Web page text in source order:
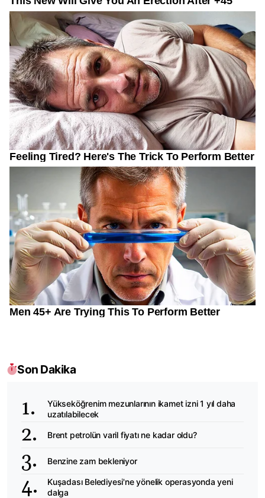
Son Dakika
Yükseköğrenim mezunlarının ikamet izni 1 yıl daha
uzatılabilecek
Brent petrolün varil fiyatı ne kadar oldu?
Benzine zam bekleniyor
Kuşadası Belediyesi'ne yönelik operasyonda yeni
dalga